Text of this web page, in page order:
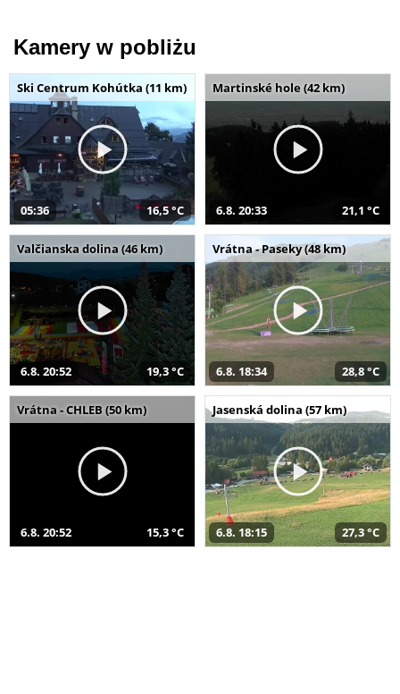
Kamery w pobliżu
Ski Centrum Kohútka (11 km)
05:36 16,5 °C
Martinské hole (42 km)
6.8. 20:33 21,1 °C
Valčianska dolina (46 km)
6.8. 20:52 19,3 °C
Vrátna - Paseky (48 km)
6.8. 18:34 28,8 °C
Vrátna - CHLEB (50 km)
6.8. 20:52 15,3 °C
Jasenská dolina (57 km)
6.8. 18:15 27,3 °C